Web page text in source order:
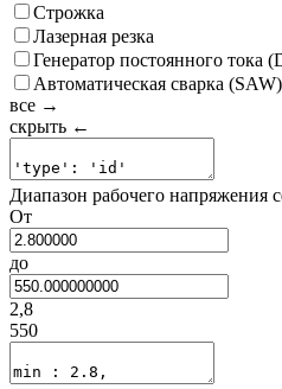
Строжка
Лазерная резка
Генератор постоянного тока
Автоматическая сварка (SAW)
все →
скрыть ←
Диапазон рабочего напряжения
От
до
2,8
550